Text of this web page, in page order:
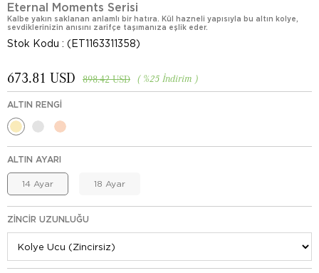
Eternal Moments Serisi
Kalbe yakın saklanan anlamlı bir hatıra. Kül hazneli yapısıyla bu altın kolye,
sevdiklerinizin anısını zarifçe taşımanıza eşlik eder.
Stok Kodu (ET1163311358)
%25 İndirim
898.42 USD
673.81 USD
ALTIN RENGI
ALTIN AYARI
14 Ayar 18 Ayar
ZINCIR UZUNLUĞU